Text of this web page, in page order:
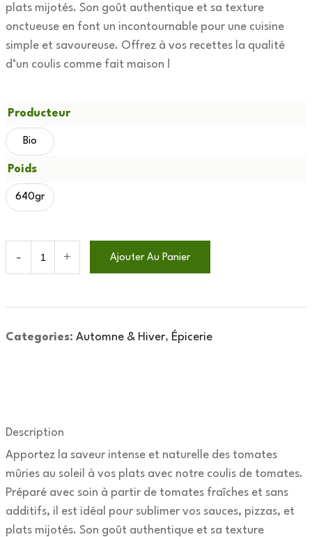
plats mijotés. Son goût authentique et sa texture
onctueuse en font un incontournable pour une cuisine
simple et savoureuse. Offrez à vos recettes la qualité
d’un coulis comme fait maison !
Producteur
Bio
Poids
640gr
Ajouter Au Panier
Categories: Automne & Hiver, Épicerie
Description
Apportez la saveur intense et naturelle des tomates
mûries au soleil à vos plats avec notre coulis de tomates.
Préparé avec soin à partir de tomates fraîches et sans
additifs, il est idéal pour sublimer vos sauces, pizzas, et
plats mijotés. Son goût authentique et sa texture